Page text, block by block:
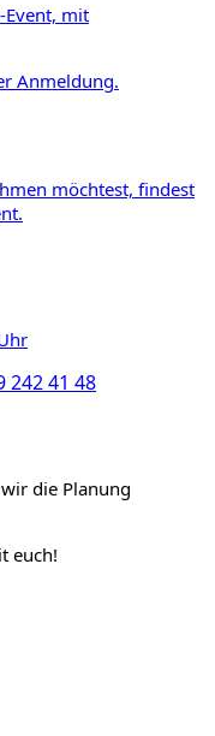
mit
Anmeldung.
möchtest, findest
242 41 48
die Planung
euch!